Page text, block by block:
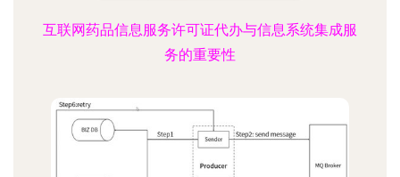
互联网药品信息服务许可证代办与信息系统集成服
务的重要性